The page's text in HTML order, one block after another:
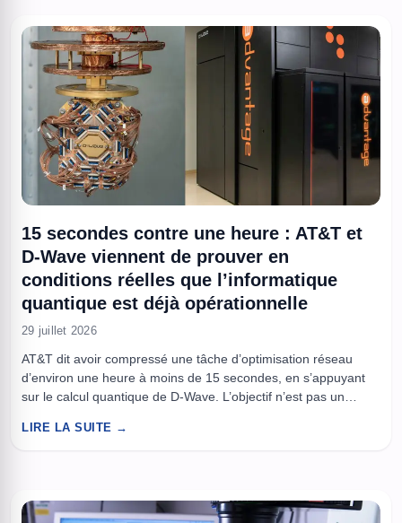
15 secondes contre une heure : AT&T et
D-Wave viennent de prouver en
conditions réelles que l’informatique
quantique est déjà opérationnelle
29 juillet 2026
AT&T dit avoir compressé une tâche d’optimisation réseau
d’environ une heure à moins de 15 secondes, en s’appuyant
sur le calcul quantique de D-Wave. L’objectif n’est pas un
décider plus vite quand le trafic bouge, quand un site tombe,
LIRE LA SUITE →